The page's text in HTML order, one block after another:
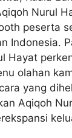
Nurul
peserta
Indonesia.
Hayat
olahan
yang
Aqiqoh